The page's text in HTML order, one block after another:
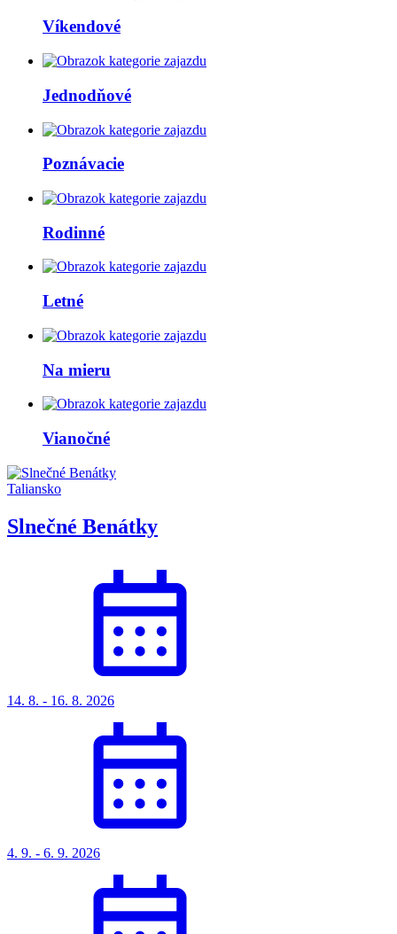
Víkendové
Jednodňové
Poznávacie
Rodinné
Letné
Na mieru
Vianočné
Taliansko
Slnečné Benátky
14. 8. - 16. 8. 2026
4. 9. - 6. 9. 2026